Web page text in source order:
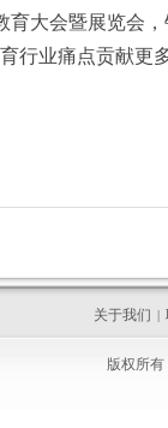
育大会暨展览会
行业痛点贡献更
关于我们 |
版权所